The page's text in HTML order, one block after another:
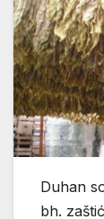
Duhan
bh.